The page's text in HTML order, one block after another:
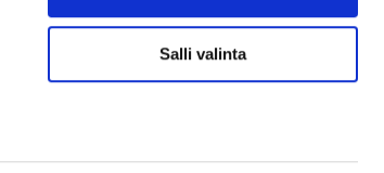
Salli valinta